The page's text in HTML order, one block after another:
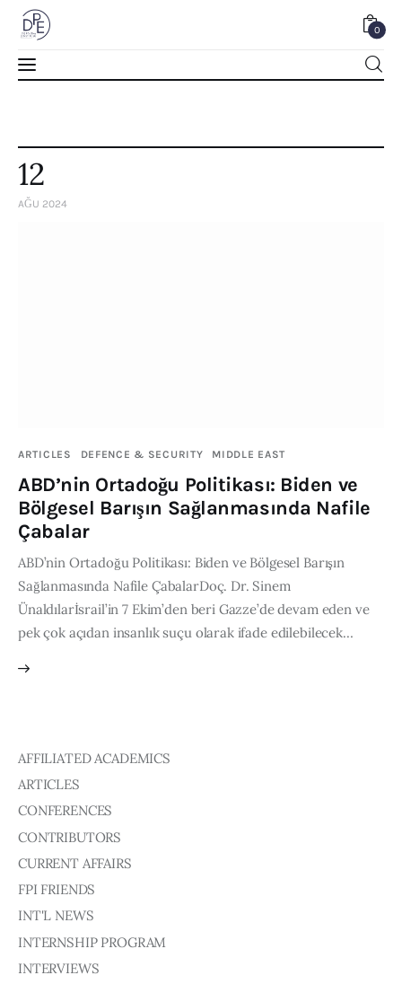
0
Articles
Interviews
Reports
Events
Conferences
Courses
Honorary President
President
Board of Directors
Advisory Board
Academic Board
Contacts
12
AĞU 2024
ARTICLES DEFENCE & SECURITY MIDDLE EAST
ABD’nin Ortadoğu Politikası: Biden ve
Bölgesel Barışın Sağlanmasında Nafile
Çabalar
ABD’nin Ortadoğu Politikası: Biden ve Bölgesel Barışın
Sağlanmasında Nafile ÇabalarDoç. Dr. Sinem
Ünaldılarİsrail’in 7 Ekim’den beri Gazze’de devam eden ve
pek çok açıdan insanlık suçu olarak ifade edilebilecek…
AFFILIATED ACADEMICS
ARTICLES
CONFERENCES
CONTRIBUTORS
CURRENT AFFAIRS
FPI FRIENDS
INT'L NEWS
INTERNSHIP PROGRAM
INTERVIEWS